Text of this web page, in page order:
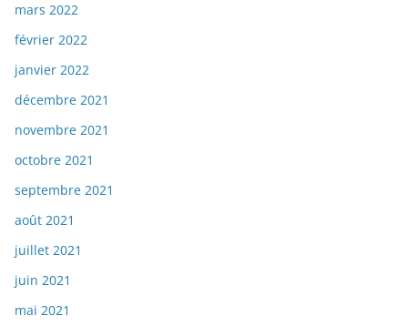
mars 2022
février 2022
janvier 2022
décembre 2021
novembre 2021
octobre 2021
septembre 2021
août 2021
juillet 2021
juin 2021
mai 2021